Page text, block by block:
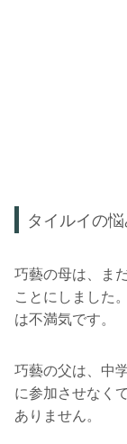
タイルイの
巧藝の母は、ま
ことにしました
は不満気です。
巧藝の父は、中
に参加させなく
ありません。